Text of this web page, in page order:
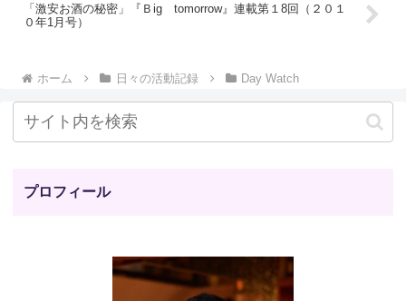
「激安お酒の秘密」『Ｂig tomorrow』連載第１8回（２０１
０年1月号）
ホーム 日々の活動記録 Day Watch
プロフィール